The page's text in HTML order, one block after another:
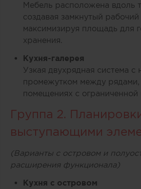
Мебель расположена вдоль
создавая замкнутый
максимизируя площадь для
хранения.
Кухня-галерея
Узкая двухрядная система
промежутком между
помещениях с
Группа 2.
выступающими
(Варианты с островом и
расширения функционала)
Кухня с островом